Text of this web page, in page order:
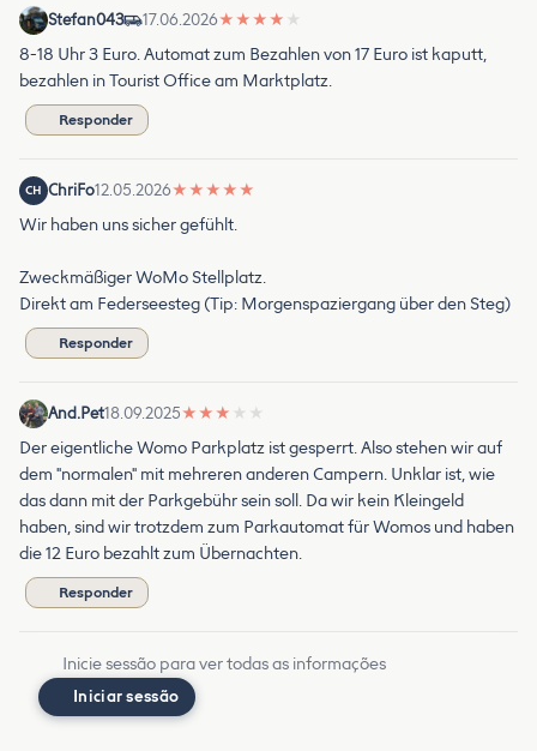
Stefan043 17.06.2026★ ★ ★ ★ ★
8-18 Uhr 3 Euro. Automat zum Bezahlen von 17 Euro ist kaputt,
bezahlen in Tourist Office am Marktplatz.
Responder
CH ChriFo12.05.2026★ ★ ★ ★ ★
Wir haben uns sicher gefühlt.
Zweckmäßiger WoMo Stellplatz.
Direkt am Federseesteg (Tip: Morgenspaziergang über den Steg)
Responder
And.Pet18.09.2025★ ★ ★ ★ ★
Der eigentliche Womo Parkplatz ist gesperrt. Also stehen wir auf
dem "normalen" mit mehreren anderen Campern. Unklar ist, wie
das dann mit der Parkgebühr sein soll. Da wir kein Kleingeld
haben, sind wir trotzdem zum Parkautomat für Womos und haben
die 12 Euro bezahlt zum Übernachten.
Responder
Inicie sessão para ver todas as informações
Iniciar sessão